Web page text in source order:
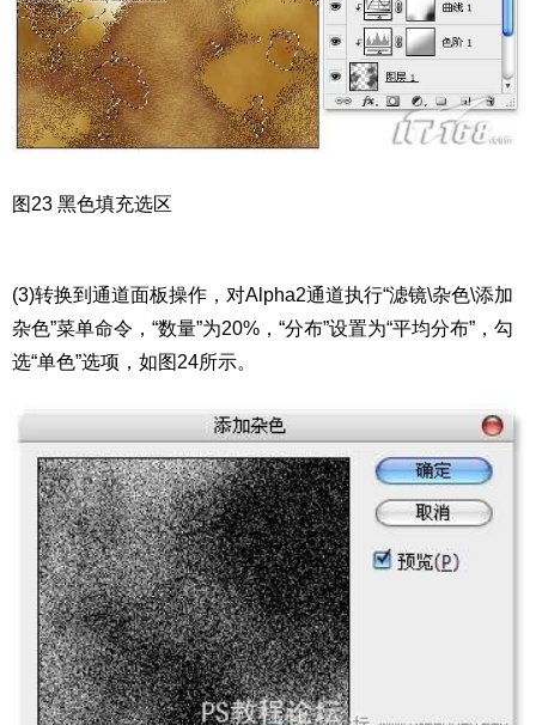
图23 黑色填充选区
(3)转换到通道面板操作，对Alpha2通道执行“滤镜\杂色\添加
杂色”菜单命令，“数量”为20%，“分布”设置为“平均分布”，勾
选“单色”选项，如图24所示。